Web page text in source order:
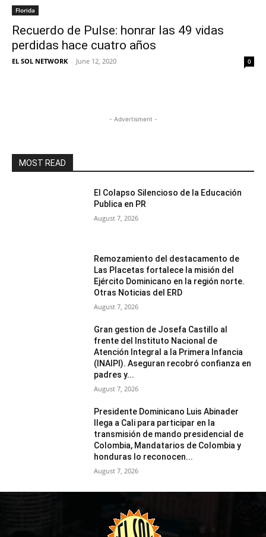
Florida
Recuerdo de Pulse: honrar las 49 vidas
perdidas hace cuatro años
EL SOL NETWORK - June 12, 2020 0
- Advertisment -
MOST READ
El Colapso Silencioso de la Educación
Publica en PR
August 7, 2026
Remozamiento del destacamento de
Las Placetas fortalece la misión del
Ejército Dominicano en la región norte.
Otras Noticias del ERD
August 7, 2026
Gran gestion de Josefa Castillo al
frente del Instituto Nacional de
Atención Integral a la Primera Infancia
(INAIPI). Aseguran recobró confianza en
padres y...
August 7, 2026
Presidente Dominicano Luis Abinader
llega a Cali para participar en la
transmisión de mando presidencial de
Colombia, Mandatarios de Colombia y
honduras lo reconocen...
August 7, 2026